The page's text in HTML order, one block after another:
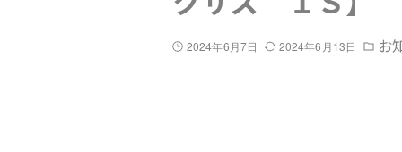
2024年6月7日 2024年6月13日 お